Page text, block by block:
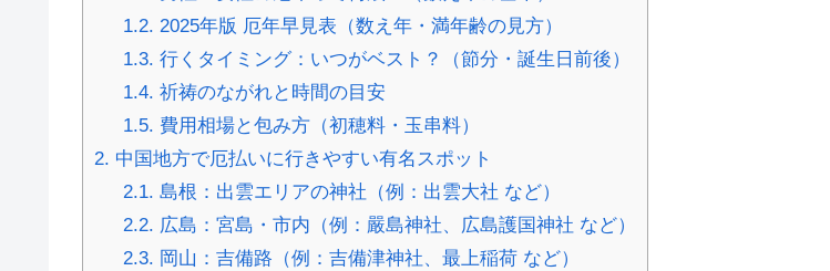
1.2. 2025年版 厄年早見表（数え年・満年齢の見方）
1.3. 行くタイミング：いつがベスト？（節分・誕生日前後）
1.4. 祈祷のながれと時間の目安
1.5. 費用相場と包み方（初穂料・玉串料）
2. 中国地方で厄払いに行きやすい有名スポット
2.1. 島根：出雲エリアの神社（例：出雲大社 など）
2.2. 広島：宮島・市内（例：嚴島神社、広島護国神社 など）
2.3. 岡山：吉備路（例：吉備津神社、最上稲荷 など）